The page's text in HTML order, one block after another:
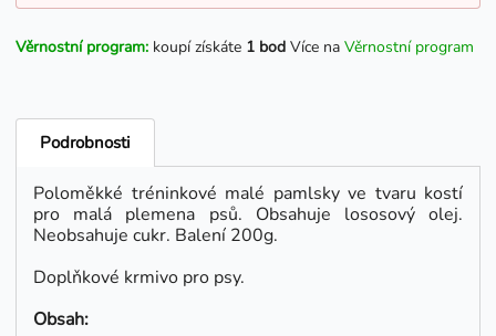
Věrnostní program: koupí získáte 1 bod Více na Věrnostní program
Podrobnosti
Poloměkké tréninkové malé pamlsky ve tvaru kostí
pro malá plemena psů. Obsahuje lososový olej.
Neobsahuje cukr. Balení 200g.
Doplňkové krmivo pro psy.
Obsah: